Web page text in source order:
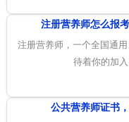
注册营养师怎么报
注册营养师，一个全国通
待着你的加
公共营养师证书